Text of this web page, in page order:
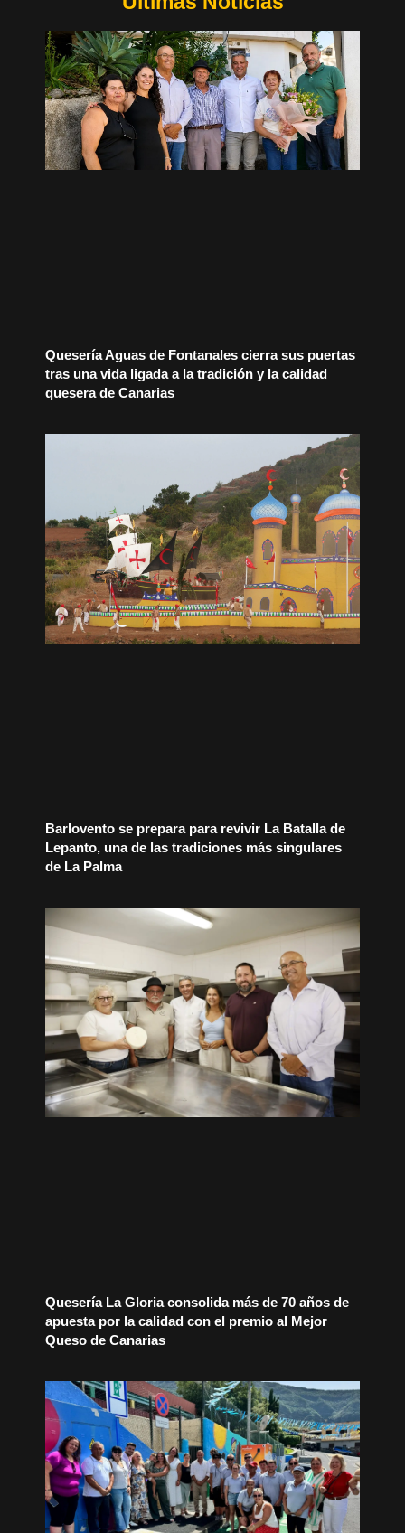
Quesería Aguas de Fontanales cierra sus puertas
tras una vida ligada a la tradición y la calidad
quesera de Canarias
Barlovento se prepara para revivir La Batalla de
Lepanto, una de las tradiciones más singulares
de La Palma
Quesería La Gloria consolida más de 70 años de
apuesta por la calidad con el premio al Mejor
Queso de Canarias